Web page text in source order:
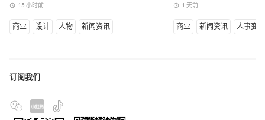
access_time 15 小时前
商业 设计 人物 新闻资讯
access_time 1 天前
商业 新闻资讯 人事变动
订阅我们